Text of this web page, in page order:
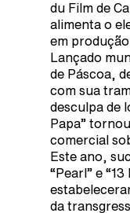
du Film de
alimenta o
em produção.
Lançado
de Páscoa,
com sua
desculpa de
Papa”
comercial
Este ano,
“Pearl” e
da